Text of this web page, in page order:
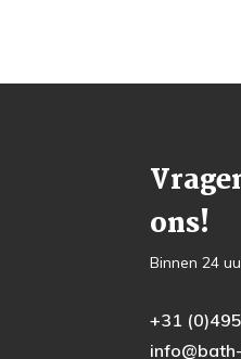
ons!
Binnen 24
+31